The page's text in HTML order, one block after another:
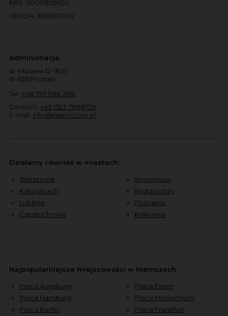
KRS: 0000855600
REGON: 386807002
Administracja
ul. Murawa 12-18 E1
61-655 Poznań
Tel: +48 795 988 288
Deutsch: +49 1523 7988729
E-mail: info@inserv.com.pl
Działamy również w miastach:
Warszawie
Katowicach
Lublinie
Częstochowie
Wrocławiu
Bydgoszczy
Poznaniu
Krakowie
Najpopularniejsze miejscowości w Niemczech
Praca Augsburg
Praca Hamburg
Praca Berlin
Praca Essen
Praca Monachium
Praca Frankfurt